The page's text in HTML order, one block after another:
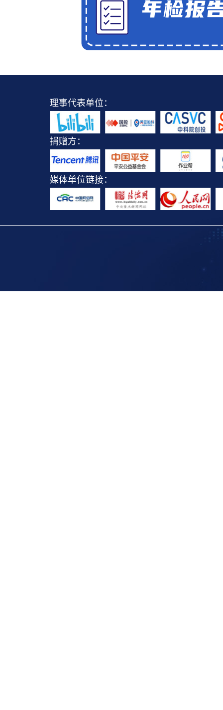
理事代表单位：
捐赠方：
媒体单位链接：